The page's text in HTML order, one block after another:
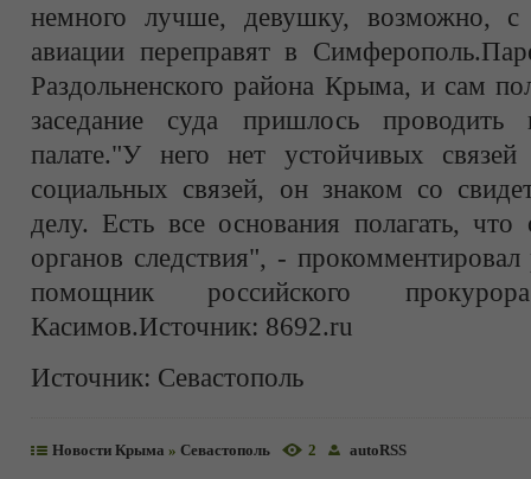
немного лучше, девушку, возможно,
авиации переправят в
Раздольненского района Крыма, и сам
заседание суда пришлось
палате."У него нет устойчивых
социальных связей, он знаком со
делу. Есть все основания полагать,
органов следствия", -
помощник российского
Касимов.Источник: 8692.ru
Источник: Севастополь
Новости Крыма » Севастополь 2 autoRSS